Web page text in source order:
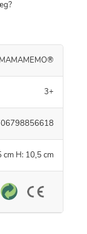
MAMAMEMO®
3+
cm H: 10,5 cm